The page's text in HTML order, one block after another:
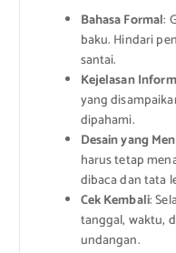
Bahasa Formal:
baku. Hindari
santai.
Kejelasan
yang
dipahami.
Desain yang
harus tetap
dibaca dan tata
Cek Kembali:
tanggal, waktu,
undangan.